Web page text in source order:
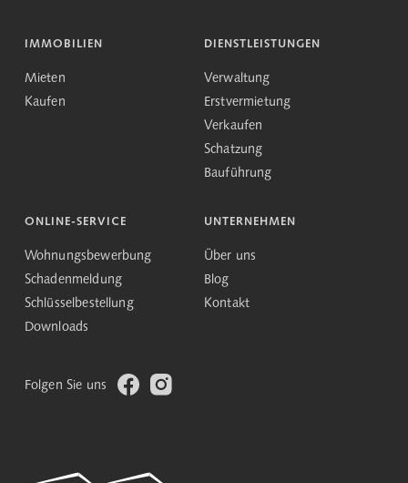
IMMOBILIEN
Mieten
Kaufen
DIENSTLEISTUNGEN
Verwaltung
Erstvermietung
Verkaufen
Schatzung
Bauführung
ONLINE-SERVICE
Wohnungsbewerbung
Schadenmeldung
Schlüsselbestellung
Downloads
UNTERNEHMEN
Über uns
Blog
Kontakt
Folgen Sie uns